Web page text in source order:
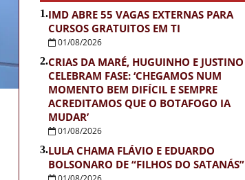
1.IMD ABRE 55 VAGAS EXTERNAS PARA
CURSOS GRATUITOS EM TI
01/08/2026
2.CRIAS DA MARÉ, HUGUINHO E JUSTINO
CELEBRAM FASE: ‘CHEGAMOS NUM
MOMENTO BEM DIFÍCIL E SEMPRE
ACREDITAMOS QUE O BOTAFOGO IA
MUDAR’
01/08/2026
3.LULA CHAMA FLÁVIO E EDUARDO
BOLSONARO DE “FILHOS DO SATANÁS”